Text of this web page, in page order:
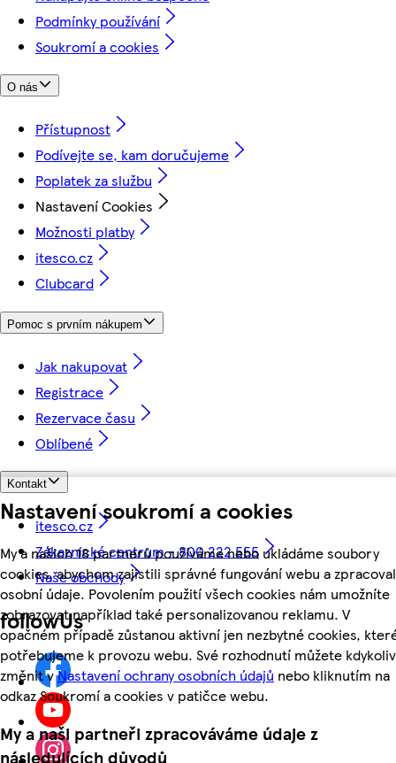
Nastavení soukromí a cookies
My a našich 18 partnerů používáme nebo ukládáme soubory
cookies, abychom zajistili správné fungování webu a
osobní údaje. Povolením použití všech cookies nám umožníte
zobrazovat například také personalizovanou reklamu. V
opačném případě zůstanou aktivní jen nezbytné cookies,
potřebujeme k provozu webu. Své rozhodnutí můžete kdykoliv
změnit vNastavení ochrany osobních údajů nebo kliknutím na
odkaz Soukromí a cookies v patičce webu.
My a naši partneři zpracováváme údaje z
následujících důvodů
Podmínky používání
Soukromí a cookies
O nás
Přístupnost
Podívejte se, kam doručujeme
Poplatek za službu
Nastavení Cookies
Možnosti platby
itesco.cz
Clubcard
Pomoc s prvním nákupem
Jak nakupovat
Registrace
Rezervace času
Oblíbené
Kontakt
itesco.cz
Zákaznické centrum - 800 222 555
Naše obchody
followUs